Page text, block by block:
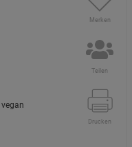
Merken
Teilen
Drucken